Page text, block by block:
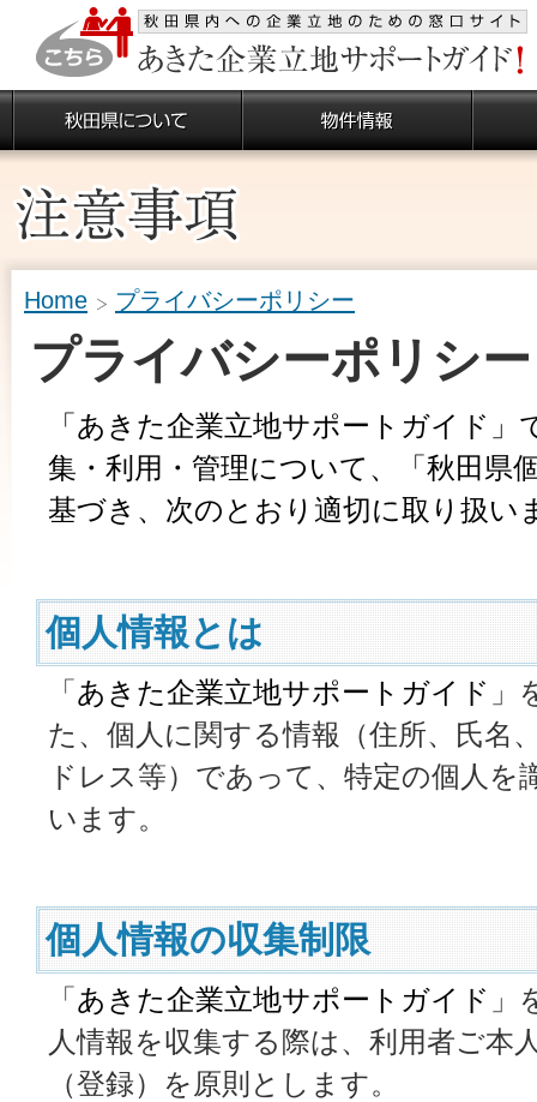
Home プライバシーポリシー
プライバシーポリシー
「あきた企業立地サポートガイド」
集・利用・管理について、「秋田県
基づき、次のとおり適切に取り扱い
個人情報とは
「あきた企業立地サポートガイド 」
た、個人に関する情報（住所、氏名
ドレス等）であって、特定の個人を
います。
個人情報の収集制限
「 あきた企業立地サポートガイド 」
人情報を収集する際は、利用者ご本
（登録）を原則とします。